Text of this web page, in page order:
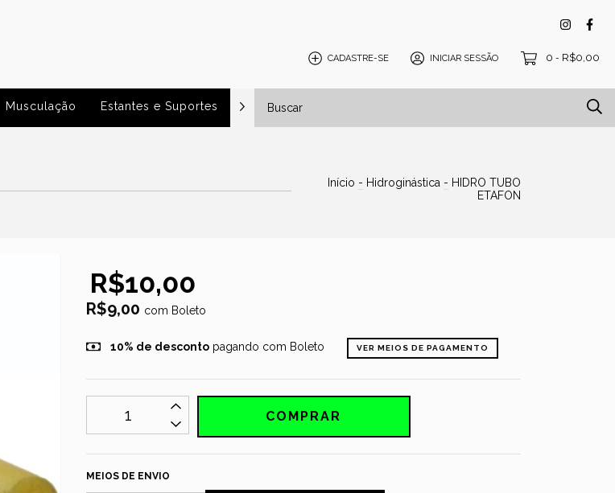
CADASTRE-SE INICIAR SESSÃO 0 - R$0,00
Musculação Estantes e Suportes Pisos e Tatames
Início - Hidroginástica - HIDRO TUBO
ETAFON
R$10,00
R$9,00 com Boleto
10% de descontopagando com Boleto VER MEIOS DE PAGAMENTO
MEIOS DE ENVIO